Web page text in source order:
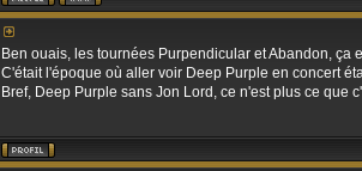
Ben ouais, les tournées Purpendicular et Abandon, ça
C'était l'époque où aller voir Deep Purple en concert
Bref, Deep Purple sans Jon Lord, ce n'est plus ce que